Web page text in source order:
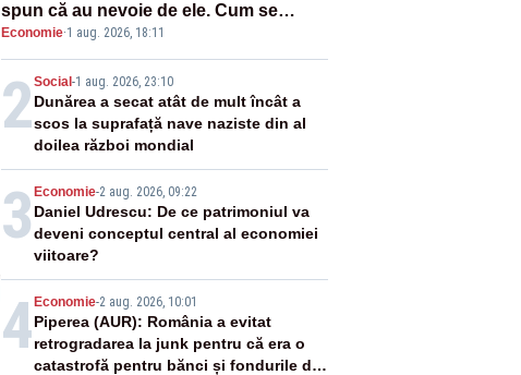
spun că au nevoie de ele. Cum se
pasează vina în plină criză energetică
Economie·1 aug. 2026, 18:11
2Social -1 aug. 2026, 23:10
Dunărea a secat atât de mult încât a
scos la suprafață nave naziste din al
doilea război mondial
3 Economie-2 aug. 2026, 09:22
Daniel Udrescu: De ce patrimoniul va
deveni conceptul central al economiei
viitoare?
4 Economie-2 aug. 2026, 10:01
Piperea (AUR): România a evitat
retrogradarea la junk pentru că era o
catastrofă pentru bănci și fondurile de